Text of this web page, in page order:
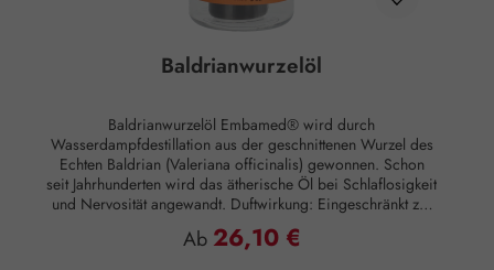
Baldrianwurzelöl
Baldrianwurzelöl Embamed® wird durch
Wasserdampfdestillation aus der geschnittenen Wurzel des
Echten Baldrian (Valeriana officinalis) gewonnen. Schon
seit Jahrhunderten wird das ätherische Öl bei Schlaflosigkeit
und Nervosität angewandt. Duftwirkung: Eingeschränkt zur
Raumbeduftung geeignet. Anwendung: Kosmetikum zur
Aromapflege der Haut Anwendungsempfehlung: Maximal 5Regulärer Preis:
Ab 26,10 €